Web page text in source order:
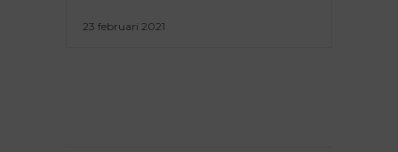
23 februari 2021